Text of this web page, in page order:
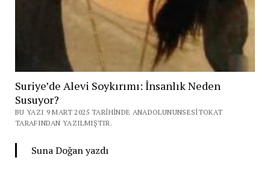
Suriye’de Alevi Soykırımı: İnsanlık Neden
Susuyor?
BU YAZI 9 MART 2025 TARIHINDE ANADOLUNUNSESITOKAT
TARAFINDAN YAZILMIŞTIR.
Suna Doğan yazdı